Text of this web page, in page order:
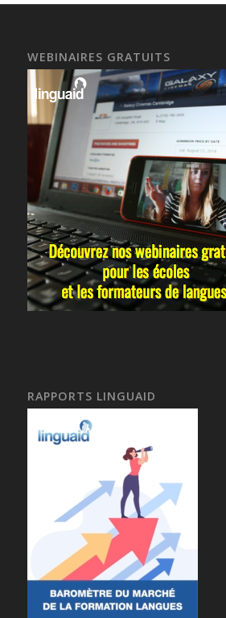
WEBINAIRES GRATUITS
RAPPORTS LINGUAID